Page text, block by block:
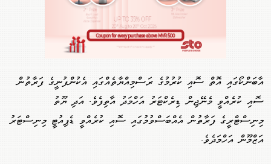
އާބަންކޯގައި އޮތް ސޮއި ކުރުމުގެ ރަސްމިއްޔާތެއްގައި އެކުންފުނީގެ ފަރާތުން
ސޮއި ކުރެއްވީ މެނޭޖިން ޑިރެކްޓަރު އަހްމަދު އާތިފެވެ. އަދި ޔޫތު
މިނިސްޓްރީގެ ފަރާތުން އެއްބަސްވުމުގައި ސޮއި ކުރެއްވީ ޑެޕިއުޓީ މިނިސްޓަރު
އަޒްމޫން އަހްމަދެވެ.